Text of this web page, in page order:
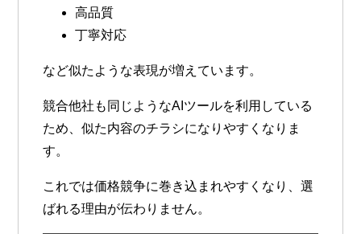
高品質
丁寧対応
など似たような表現が増えています。
競合他社も同じようなAIツールを利用している
ため、似た内容のチラシになりやすくなりま
す。
これでは価格競争に巻き込まれやすくなり、選
ばれる理由が伝わりません。